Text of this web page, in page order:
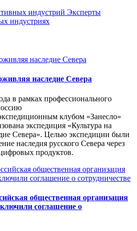
индустрий Эксперты
индустриях
наследие Севера
в рамках профессионального
клубом «Занесло»
экспедиция «Культура на
Севера». Целью экспедиции были
наследия русского Севера через
продуктов.
общественная организация
соглашение о